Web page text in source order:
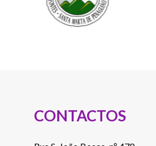
CONTACTOS